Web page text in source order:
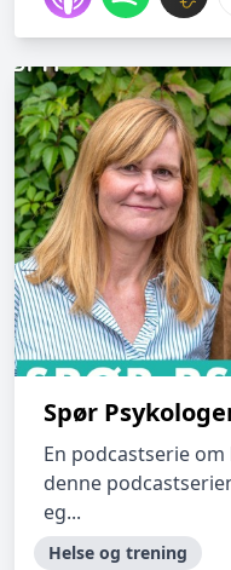
Spør
En podcastserie om
denne
eg...
Helse og trening